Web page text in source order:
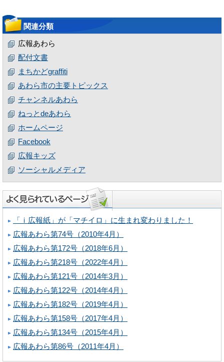
関連分類
広報あわら
配付文書
まちかどgraffiti
あわら市の主要トピックス
チャンネルあわら
ねっとdeあわら
ホームページ
Facebook
広報キッズ
ソーシャルメディア
「ｉ広報紙」が「マチイロ」に生まれ変わりました！
広報あわら第74号（2010年4月）
広報あわら第172号（2018年6月）
広報あわら第218号（2022年4月）
広報あわら第121号（2014年3月）
広報あわら第122号（2014年4月）
広報あわら第182号（2019年4月）
広報あわら第158号（2017年4月）
広報あわら第134号（2015年4月）
広報あわら第86号（2011年4月）